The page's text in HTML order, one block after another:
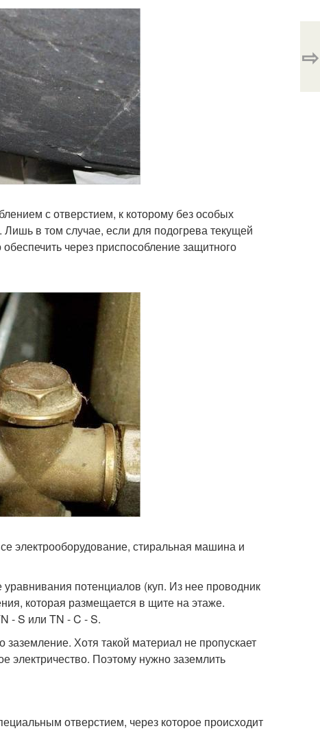
с отверстием, к которому без особых
в том случае, если для подогрева текущей
через приспособление защитного
электрооборудование, стиральная машина и
потенциалов (куп. Из нее проводник
которая размещается в щите на этаже.
- S или TN - C - S.
Хотя такой материал не пропускает
электричество. Поэтому нужно заземлить
отверстием, через которое происходит
⇨